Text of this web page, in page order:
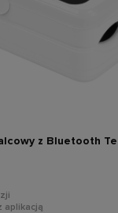
z Bluetooth
aplikacją